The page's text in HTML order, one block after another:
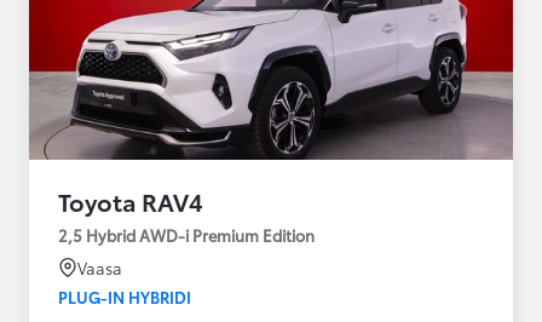
Toyota RAV4
2,5 Hybrid AWD-i Premium Edition
Vaasa
PLUG-IN HYBRIDI